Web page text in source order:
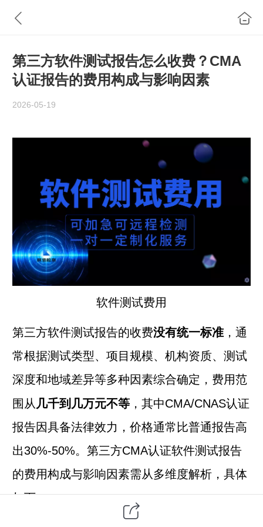
第三方软件测试报告怎么收费？CMA
认证报告的费用构成与影响因素
2026-05-19
软件测试费用
第三方软件测试报告的收费没有统一标准 ，通
常根据测试类型、项目规模、机构资质、测试
深度和地域差异等多种因素综合确定，费用范
围从几千到几万元不等 ，其中CMA/CNAS认证
报告因具备法律效力，价格通常比普通报告高
出30%-50%。 第三方CMA认证软件测试报告
的费用构成与影响因素需从多维度解析，具体
如下：